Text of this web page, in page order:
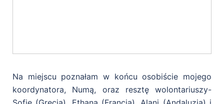
Na miejscu poznałam w końcu osobiście mojego
koordynatora, Numą, oraz resztę wolontariuszy-